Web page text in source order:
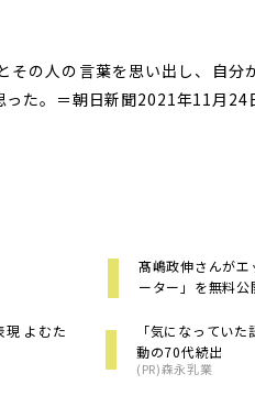
の人の言葉を思い出し、自分
た。 ＝朝日新聞2021年11月24
髙嶋政伸さんが
ーター」を無料
よむた
「気になってい
動の70代続出
(PR)森永乳業